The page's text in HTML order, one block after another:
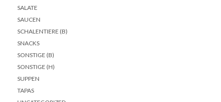
SALATE
SAUCEN
SCHALENTIERE (B)
SNACKS
SONSTIGE (B)
SONSTIGE (H)
SUPPEN
TAPAS